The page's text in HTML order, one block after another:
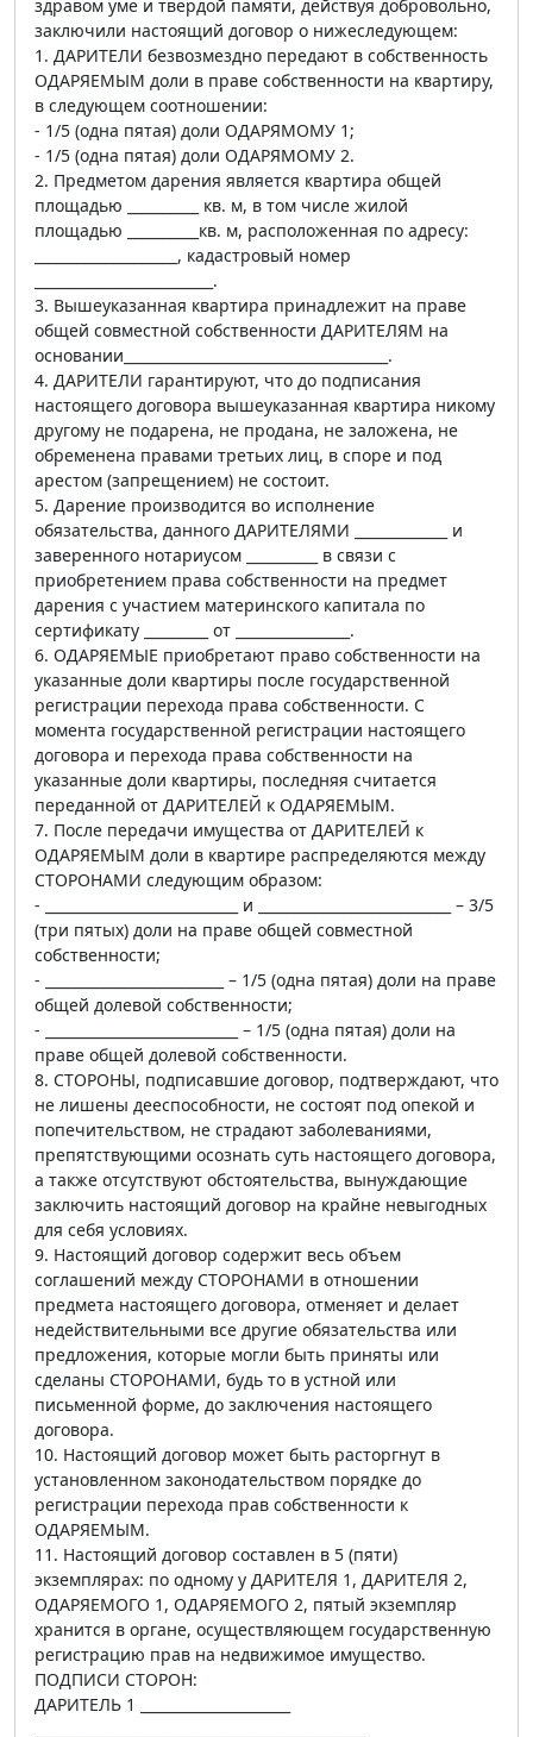
здравом уме и твердой памяти, действуя добровольно,
заключили настоящий договор о нижеследующем:
1. ДАРИТЕЛИ безвозмездно передают в собственность
ОДАРЯЕМЫМ доли в праве собственности на квартиру,
в следующем соотношении:
- 1/5 (одна пятая) доли ОДАРЯМОМУ 1;
- 1/5 (одна пятая) доли ОДАРЯМОМУ 2.
2. Предметом дарения является квартира общей
площадью __________ кв. м, в том числе жилой
площадью __________кв. м, расположенная по адресу:
____________________, кадастровый номер
_________________________.
3. Вышеуказанная квартира принадлежит на праве
общей совместной собственности ДАРИТЕЛЯМ на
основании_____________________________________.
4. ДАРИТЕЛИ гарантируют, что до подписания
настоящего договора вышеуказанная квартира никому
другому не подарена, не продана, не заложена, не
обременена правами третьих лиц, в споре и под
арестом (запрещением) не состоит.
5. Дарение производится во исполнение
обязательства, данного ДАРИТЕЛЯМИ _____________ и
заверенного нотариусом __________ в связи с
приобретением права собственности на предмет
дарения с участием материнского капитала по
сертификату _________ от ________________.
6. ОДАРЯЕМЫЕ приобретают право собственности на
указанные доли квартиры после государственной
регистрации перехода права собственности. С
момента государственной регистрации настоящего
договора и перехода права собственности на
указанные доли квартиры, последняя считается
переданной от ДАРИТЕЛЕЙ к ОДАРЯЕМЫМ.
7. После передачи имущества от ДАРИТЕЛЕЙ к
ОДАРЯЕМЫМ доли в квартире распределяются между
СТОРОНАМИ следующим образом:
- ___________________________ и ___________________________ – 3/5
(три пятых) доли на праве общей совместной
собственности;
- _________________________ – 1/5 (одна пятая) доли на праве
общей долевой собственности;
- ___________________________ – 1/5 (одна пятая) доли на
праве общей долевой собственности.
8. СТОРОНЫ, подписавшие договор, подтверждают, что
не лишены дееспособности, не состоят под опекой и
попечительством, не страдают заболеваниями,
препятствующими осознать суть настоящего договора,
а также отсутствуют обстоятельства, вынуждающие
заключить настоящий договор на крайне невыгодных
для себя условиях.
9. Настоящий договор содержит весь объем
соглашений между СТОРОНАМИ в отношении
предмета настоящего договора, отменяет и делает
недействительными все другие обязательства или
предложения, которые могли быть приняты или
сделаны СТОРОНАМИ, будь то в устной или
письменной форме, до заключения настоящего
договора.
10. Настоящий договор может быть расторгнут в
установленном законодательством порядке до
регистрации перехода прав собственности к
ОДАРЯЕМЫМ.
11. Настоящий договор составлен в 5 (пяти)
экземплярах: по одному у ДАРИТЕЛЯ 1, ДАРИТЕЛЯ 2,
ОДАРЯЕМОГО 1, ОДАРЯЕМОГО 2, пятый экземпляр
хранится в органе, осуществляющем государственную
регистрацию прав на недвижимое имущество.
ПОДПИСИ СТОРОН:
ДАРИТЕЛЬ 1 _____________________